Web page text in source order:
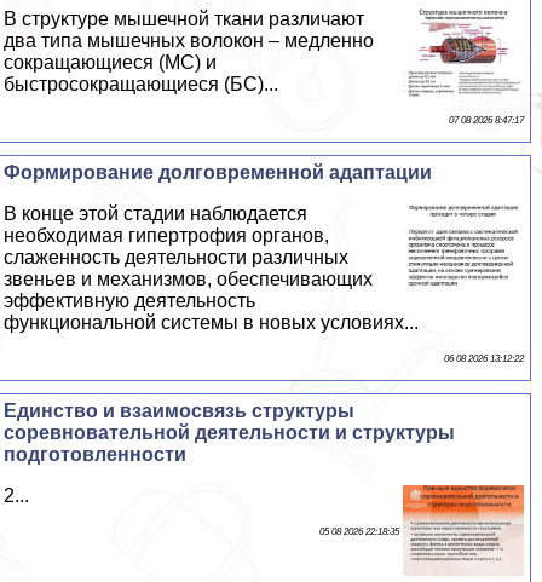
В структуре мышечной ткани различают
два типа мышечных волокон – медленно
сокращающиеся (МС) и
быстросокращающиеся (БС)...
07 08 2026 8:47:17
Формирование долговременной адаптации
В конце этой стадии наблюдается
необходимая гипертрофия органов,
слаженность деятельности различных
звеньев и механизмов, обеспечивающих
эффективную деятельность
функциональной системы в новых условиях...
06 08 2026 13:12:22
Единство и взаимосвязь структуры
соревновательной деятельности и структуры
подготовленности
2...
05 08 2026 22:18:35